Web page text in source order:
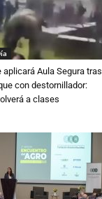
aplicará Aula Segura tras
con destornillador:
a clases